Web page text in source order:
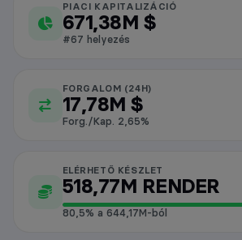
Render piaci adatok
PIACI KAPITALIZÁCIÓ
671,38M $
#67 helyezés
FORGALOM (24H)
17,78M $
Forg./Kap. 2,65%
ELÉRHETŐ KÉSZLET
518,77M RENDER
80,5% a 644,17M-ból